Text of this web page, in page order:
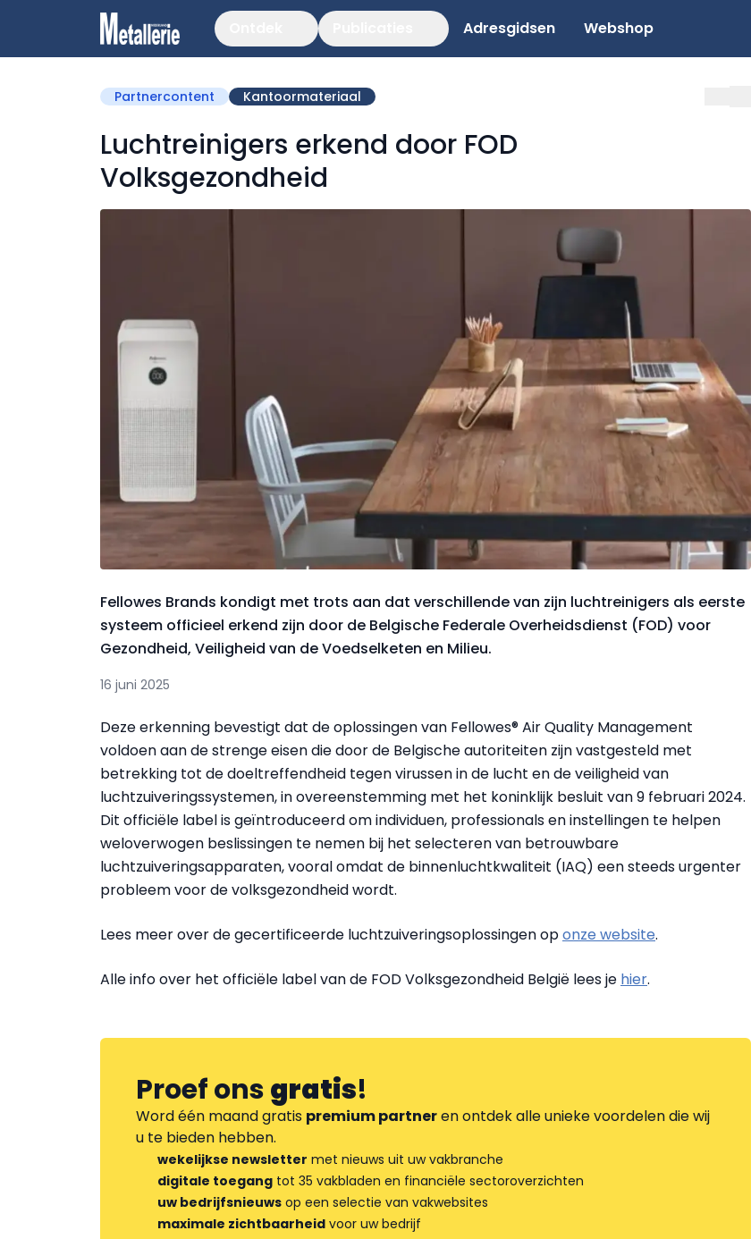
Adresgidsen Webshop
Partnercontent Kantoormateriaal
Luchtreinigers erkend door FOD
Volksgezondheid
Fellowes Brands kondigt met trots aan dat verschillende van zijn luchtreinigers als eerste
systeem officieel erkend zijn door de Belgische Federale Overheidsdienst (FOD) voor
Gezondheid, Veiligheid van de Voedselketen en Milieu.
16 juni 2025
Deze erkenning bevestigt dat de oplossingen van Fellowes® Air Quality Management
voldoen aan de strenge eisen die door de Belgische autoriteiten zijn vastgesteld met
betrekking tot de doeltreffendheid tegen virussen in de lucht en de veiligheid van
luchtzuiveringssystemen, in overeenstemming met het koninklijk besluit van 9 februari 2024.
Dit officiële label is geïntroduceerd om individuen, professionals en instellingen te helpen
weloverwogen beslissingen te nemen bij het selecteren van betrouwbare
luchtzuiveringsapparaten, vooral omdat de binnenluchtkwaliteit (IAQ) een steeds urgenter
probleem voor de volksgezondheid wordt.
Lees meer over de gecertificeerde luchtzuiveringsoplossingen oponze website.
Alle info over het officiële label van de FOD Volksgezondheid België lees je hier.
Proef onsgratis!
Word één maand gratis premium partneren ontdek alle unieke voordelen die wij
u te bieden hebben.
wekelijkse newsletter met nieuws uit uw vakbranche
digitale toegang tot 35 vakbladen en financiële sectoroverzichten
uw bedrijfsnieuws op een selectie van vakwebsites
maximale zichtbaarheid voor uw bedrijf